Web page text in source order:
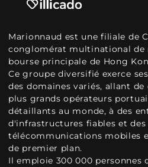
Marionnaud est une filiale de
conglomérat multinational de
bourse principale de Hong
Ce groupe diversifié exerce
des domaines variés, allant de
plus grands opérateurs
détaillants au monde, à des
d'infrastructures fiables et des
télécommunications mobiles
de premier plan.
Il emploie 300 000 personnes